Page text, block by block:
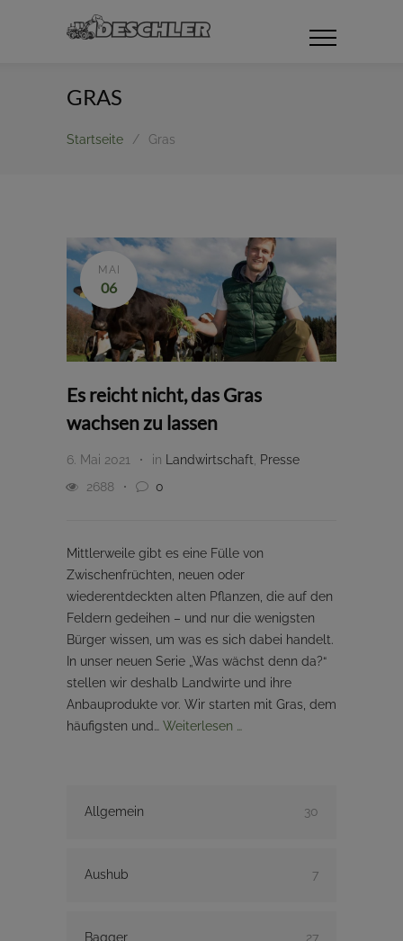
GRAS
Startseite / Gras
MAI
06
Es reicht nicht, das Gras
wachsen zu lassen
6. Mai 2021 in Landwirtschaft
Presse
2688
0
Mittlerweile gibt es eine Fülle von
Zwischenfrüchten, neuen oder
wiederentdeckten alten Pflanzen, die auf den
Feldern gedeihen – und nur die wenigsten
Bürger wissen, um was es sich dabei handelt.
In unser neuen Serie „Was wächst denn da?“
stellen wir deshalb Landwirte und ihre
Anbauprodukte vor. Wir starten mit Gras, dem
häufigsten und… Weiterlesen …
Allgemein 30
Aushub 7
Bagger 27